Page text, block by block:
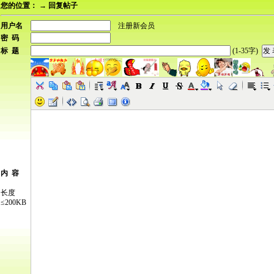
您的位置： → 回复帖子
用户名
注册新会员
密 码
标 题
(1-35字)
内 容
长度
≤200KB